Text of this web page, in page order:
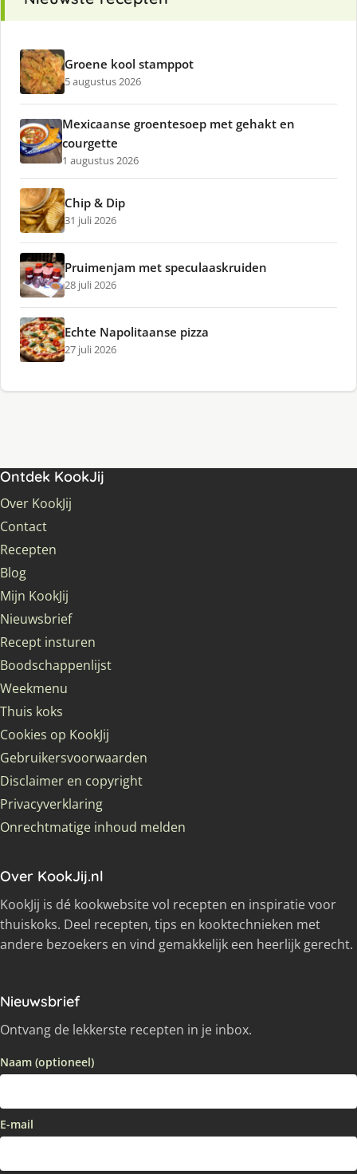
Groene kool stamppot
5 augustus 2026
Mexicaanse groentesoep met gehakt en
courgette
1 augustus 2026
Chip & Dip
31 juli 2026
Pruimenjam met speculaaskruiden
28 juli 2026
Echte Napolitaanse pizza
27 juli 2026
Ontdek KookJij
Over KookJij
Contact
Recepten
Blog
Mijn KookJij
Nieuwsbrief
Recept insturen
Boodschappenlijst
Weekmenu
Thuis koks
Cookies op KookJij
Gebruikersvoorwaarden
Disclaimer en copyright
Privacyverklaring
Onrechtmatige inhoud melden
Over KookJij.nl
KookJij is dé kookwebsite vol recepten en inspiratie voor
thuiskoks. Deel recepten, tips en kooktechnieken met
andere bezoekers en vind gemakkelijk een heerlijk gerecht.
Nieuwsbrief
Ontvang de lekkerste recepten in je inbox.
Naam (optioneel)
E-mail